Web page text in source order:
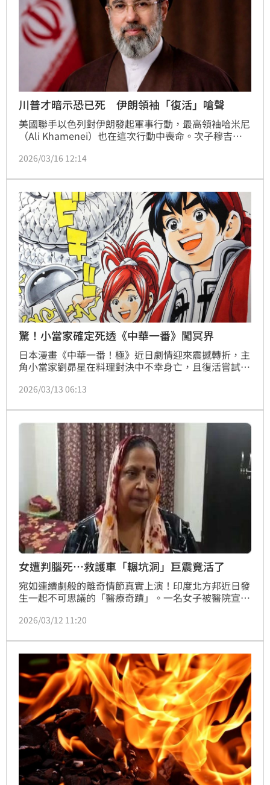
川普才暗示恐已死 伊朗領袖「復活」嗆聲
美國聯手以色列對伊朗發起軍事行動，最高領袖哈米尼
（Ali Khamenei）也在這次行動中喪命。次子穆吉塔
動向成迷，美國總統川普（Donald Trump）甚至暗示
甚囂塵上的同時，他卻突然「赴活」在社群網站發文嗆
聲。
2026/03/16 12:14
驚！小當家確定死透《中華一番》闖冥界
日本漫畫《中華一番！極》近日劇情迎來震撼轉折，主
角小當家劉昴星在料理對決中不幸身亡，且復活嘗試失
第197話將開啟全新「冥界篇」，劇情正式轉向死後世
當家粒子，但最終宣告無法完全復原，徹底斷絕其重返
人間的可能性。新篇章預告畫面驚現惡鬼，證實小當家
已墜入日本民間信仰中充滿絕望的「賽之河原」。這場
意料之外的劇情走向不僅成功製造話題，更讓讀者敲碗
期待在冥界看見紹安、李嚴等經典角色，甚至推測將上
演一場由閻羅王擔任評審的「地獄料理對決」，為漫畫
帶來前所未有的格局擴張。
2026/03/13 06:13
女遭判腦死…救護車「輾坑洞」巨震竟活了
宛如連續劇般的離奇情節真實上演！印度北方邦近日發
生一起不可思議的「醫療奇蹟」。一名女子被醫院宣判
辦理後事。沒想到，救護車在途中輾過一個道路坑洞，
呼吸！這起「死而復生」的消息曝光後，立刻在當地與
網路上掀起熱烈討論。
2026/03/12 11:20